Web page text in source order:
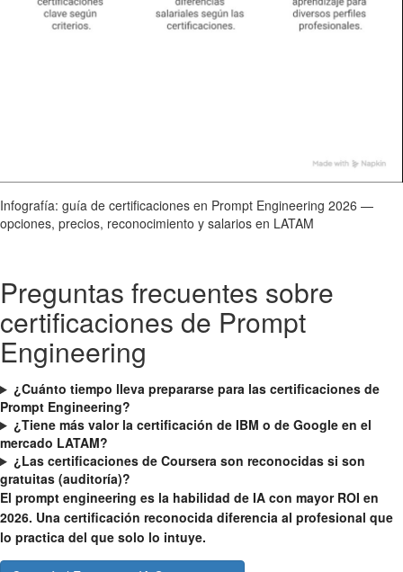
Infografía: guía de certificaciones en Prompt Engineering 2026 —
opciones, precios, reconocimiento y salarios en LATAM
Preguntas frecuentes sobre
certificaciones de Prompt
Engineering
¿Cuánto tiempo lleva prepararse para las certificaciones de
Prompt Engineering?
¿Tiene más valor la certificación de IBM o de Google en el
mercado LATAM?
¿Las certificaciones de Coursera son reconocidas si son
gratuitas (auditoría)?
El prompt engineering es la habilidad de IA con mayor ROI en
2026. Una certificación reconocida diferencia al profesional que
lo practica del que solo lo intuye.